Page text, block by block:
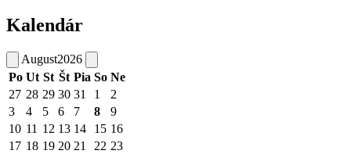
Kalendár
August2026
Po Ut St Št Pia So Ne
27 28 29 30 31 1
2
3
4 5 6 7 8
9
10 11 12 13 14 15 16
17 18 19 20 21 22 23